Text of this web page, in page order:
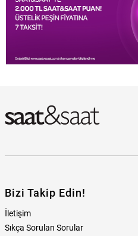
Bizi Takip Edin!
İletişim
Sıkça Sorulan Sorular